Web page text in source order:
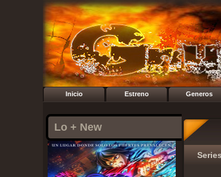
Inicio Estreno Generos
Lo + New